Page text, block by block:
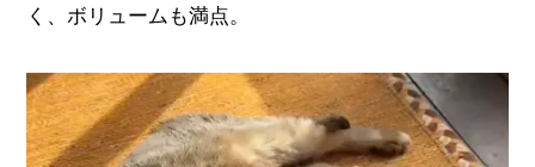
く、ボリュームも満点。